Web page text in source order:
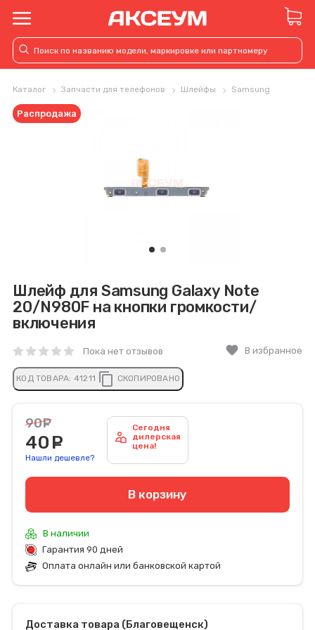
Каталог Запчасти для телефонов Шлейфы Samsung
Шлейф для Samsung Galaxy Note
20/N980F на кнопки громкости/
включения
Пока нет отзывов favorite В избранное
КОД ТОВАРА: 41211 content_copy СКОПИРОВАНО
Распродажа
90 руб.
40 руб.
Нашли дешевле?
Сегодня
дилерская
цена!
В корзину
В наличии
Гарантия 90 дней
Оплата онлайн или банковской картой
Доставка товара (Благовещенск)